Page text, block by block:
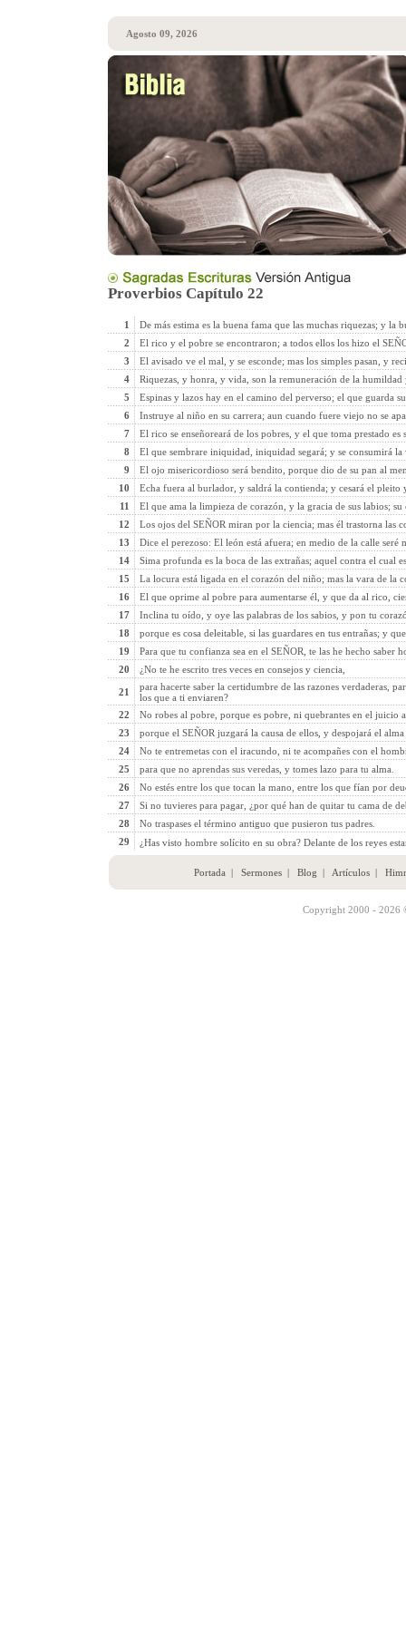
Agosto 09, 2026
Proverbios Capítulo 22
1
De más estima es la buena fama que las muchas riquezas; y la
2
El rico y el pobre se encontraron; a todos ellos los hizo el
3
El avisado ve el mal, y se esconde; mas los simples pasan, y
4
Riquezas, y honra, y vida, son la remuneración de la humildad
5
Espinas y lazos hay en el camino del perverso; el que guarda
6
Instruye al niño en su carrera; aun cuando fuere viejo no se
7
El rico se enseñoreará de los pobres, y el que toma prestado es
8
El que sembrare iniquidad, iniquidad segará; y se consumirá la
9
El ojo misericordioso será bendito, porque dio de su pan al
10
Echa fuera al burlador, y saldrá la contienda; y cesará el pleito
11
El que ama la limpieza de corazón, y la gracia de sus labios; su
12
Los ojos del SEÑOR miran por la ciencia; mas él trastorna las
13
Dice el perezoso: El león está afuera; en medio de la calle seré
14
Sima profunda es la boca de las extrañas; aquel contra el cual
15
La locura está ligada en el corazón del niño; mas la vara de la
16
El que oprime al pobre para aumentarse él, y que da al rico,
17
Inclina tu oído, y oye las palabras de los sabios, y pon tu
18
porque es cosa deleitable, si las guardares en tus entrañas; y
19
Para que tu confianza sea en el SEÑOR, te las he hecho saber
20
¿No te he escrito tres veces en consejos y ciencia,
21
para hacerte saber la certidumbre de las razones verdaderas,
los que a ti enviaren?
22
No robes al pobre, porque es pobre, ni quebrantes en el juicio
23
porque el SEÑOR juzgará la causa de ellos, y despojará el
24
No te entremetas con el iracundo, ni te acompañes con el
25
para que no aprendas sus veredas, y tomes lazo para tu alma.
26
No estés entre los que tocan la mano, entre los que fían por
27
Si no tuvieres para pagar, ¿por qué han de quitar tu cama de
28
No traspases el término antiguo que pusieron tus padres.
29
¿Has visto hombre solícito en su obra? Delante de los reyes
Portada | Sermones| Blog | Artículos|
Copyright 2000 - 2026